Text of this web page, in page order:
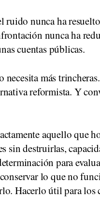
ruido nunca ha
nunca ha
cuentas públicas.
más
reformista. Y
aquello que
sin destruirlas,
para
lo que no
Hacerlo útil para los